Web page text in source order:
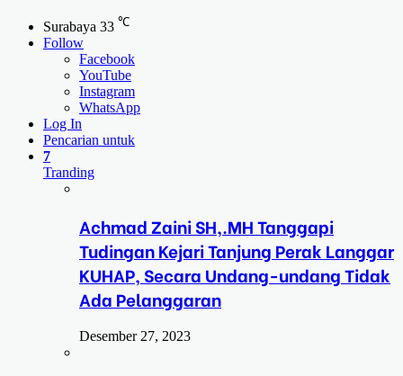
Surabaya 33 ℃
Follow
Facebook
YouTube
Instagram
WhatsApp
Log In
Pencarian untuk
7
Tranding
Achmad Zaini SH,.MH Tanggapi
Tudingan Kejari Tanjung Perak Langgar
KUHAP, Secara Undang-undang Tidak
Ada Pelanggaran
Desember 27, 2023